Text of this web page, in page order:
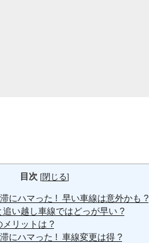
目次 [閉じる]
にハマった ! 早い車線は意外かも ?
い越し車線ではどっが早い ?
リットは ?
にハマった ! 車線変更は得 ?